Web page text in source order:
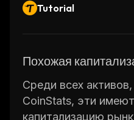
Tutorial
Похожая
Среди всех
CoinStats, эти
капитализацию